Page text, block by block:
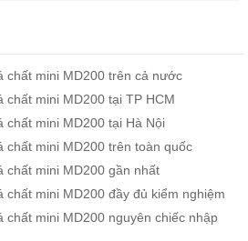
chất mini MD200 trên cả nước
mini MD200 tại TP HCM
mini MD200 tại Hà Nội
chất mini MD200 trên toàn quốc
chất mini MD200 gần nhất
mini MD200 đầy đủ kiểm nghiệm
mini MD200 nguyên chiếc nhập